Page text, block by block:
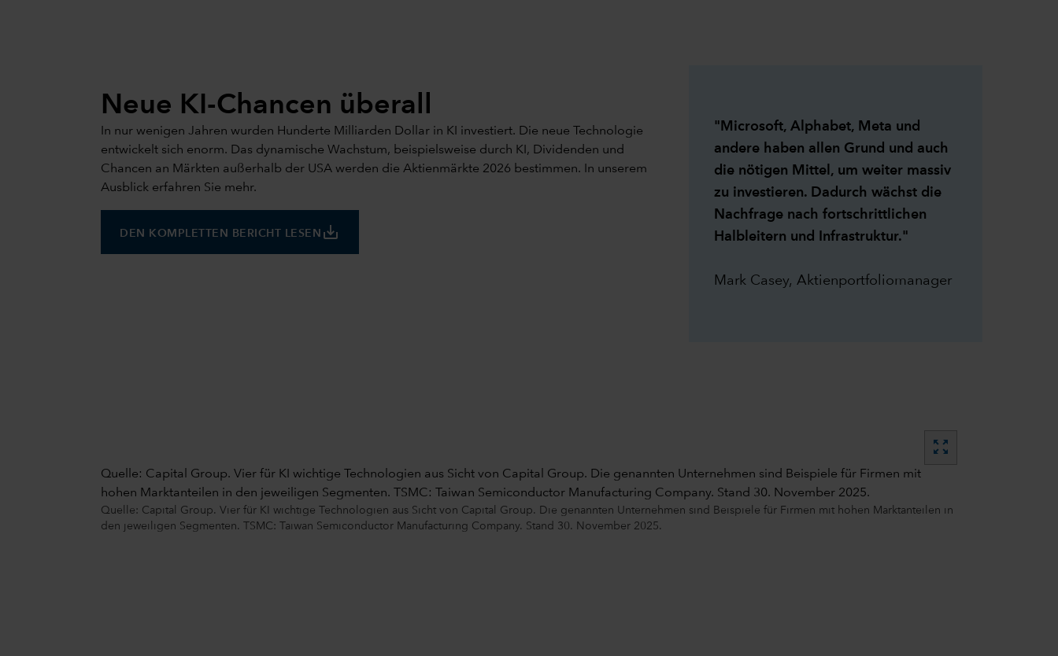
Neue KI-Chancen überall
In nur wenigen Jahren wurden Hunderte Milliarden Dollar in KI investiert. Die neue Technologie
entwickelt sich enorm. Das dynamische Wachstum, beispielsweise durch KI, Dividenden und
Chancen an Märkten außerhalb der USA werden die Aktienmärkte 2026 bestimmen. In unserem
Ausblick erfahren Sie mehr.
DEN KOMPLETTEN BERICHT LESEN save_alt
"Microsoft, Alphabet, Meta und
andere haben allen Grund und auch
die nötigen Mittel, um weiter massiv
zu investieren. Dadurch wächst die
Nachfrage nach fortschrittlichen
Halbleitern und Infrastruktur."
Mark Casey, Aktienportfoliomanager
zoom_out_map
Quelle: Capital Group. Vier für KI wichtige Technologien aus Sicht von Capital Group. Die genannten Unternehmen sind Beispiele für Firmen mit
hohen Marktanteilen in den jeweiligen Segmenten. TSMC: Taiwan Semiconductor Manufacturing Company. Stand 30. November 2025.
Quelle: Capital Group. Vier für KI wichtige Technologien aus Sicht von Capital Group. Die genannten Unternehmen sind Beispiele für Firmen mit hohen Marktanteilen in
den jeweiligen Segmenten. TSMC: Taiwan Semiconductor Manufacturing Company. Stand 30. November 2025.